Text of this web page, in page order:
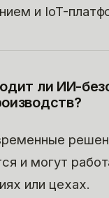
и IoT-
ли ИИ-
и могут
или цехах.